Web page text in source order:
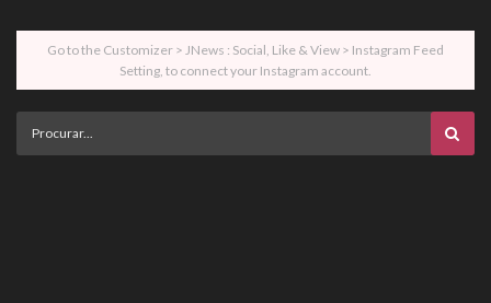
Go to the Customizer > JNews : Social, Like & View > Instagram Feed
Setting, to connect your Instagram account.